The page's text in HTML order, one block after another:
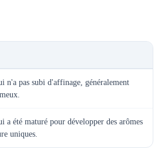
n'a pas subi d'affinage, généralement
a été maturé pour développer des arômes
uniques.